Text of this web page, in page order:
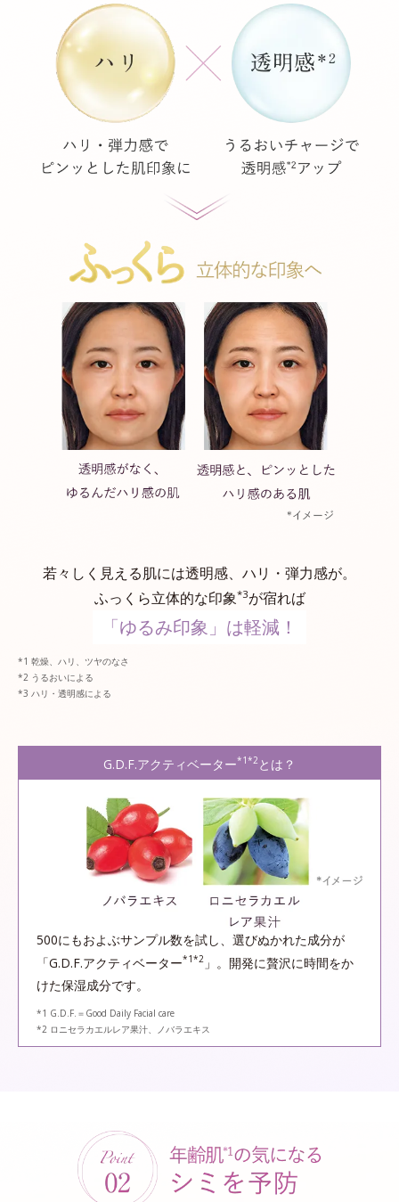
若々しく見える肌には透明感、ハリ・弾力感が。
ふっくら立体的な印象*3が宿れば
「ゆるみ印象」は軽減！
乾燥、ハリ、ツヤのなさ
うるおいによる
ハリ・透明感による
G.D.F.アクティベーター*1*2 とは？
500にもおよぶサンプル数を試し、選びぬかれた成分が
「G.D.F.アクティベーター*1*2 」。開発に贅沢に時間をか
けた保湿成分です。
*1 G.D.F.＝Good Daily Facial care
*2 ロニセラカエルレア果汁、ノバラエキス